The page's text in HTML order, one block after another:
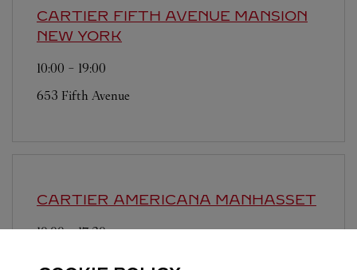
CARTIER FIFTH AVENUE MANSION
NEW YORK
10:00 - 19:00
653 Fifth Avenue
CARTIER AMERICANA MANHASSET
10:00-17:30